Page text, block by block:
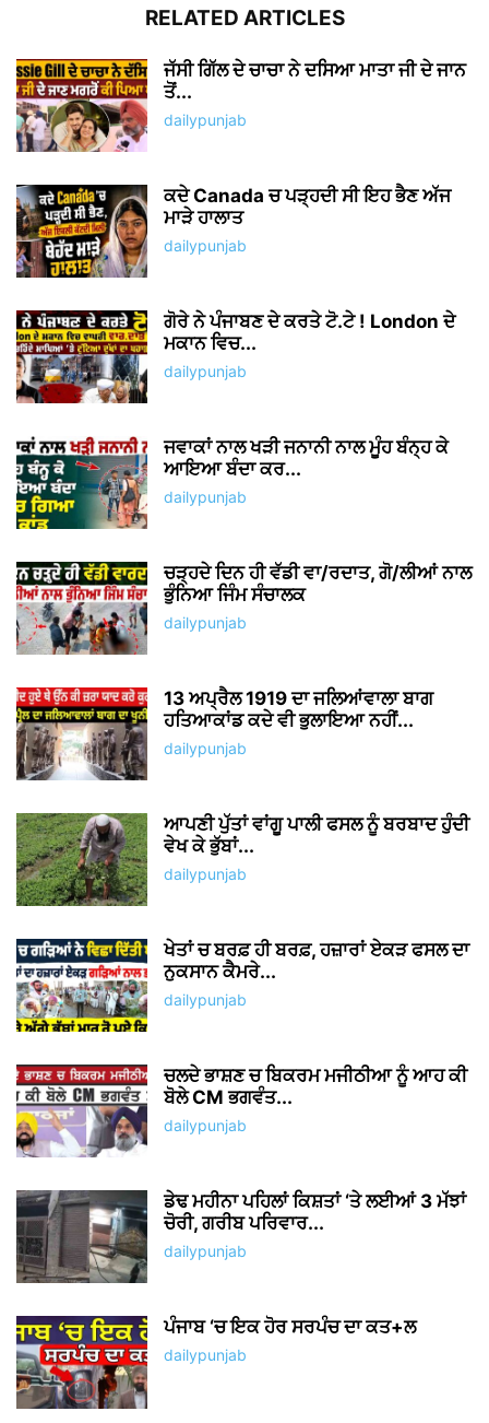
RELATED ARTICLES
ਜੱਸੀ ਗਿੱਲ ਦੇ ਚਾਚਾ ਨੇ ਦਸਿਆ ਮਾਤਾ ਜੀ ਦੇ ਜਾਨ
ਤੋਂ...
dailypunjab
ਕਦੇ Canada ਚ ਪੜ੍ਹਦੀ ਸੀ ਇਹ ਭੈਣ ਅੱਜ
ਮਾੜੇ ਹਾਲਾਤ
dailypunjab
ਗੋਰੇ ਨੇ ਪੰਜਾਬਣ ਦੇ ਕਰਤੇ ਟੋ.ਟੇ ! London ਦੇ
ਮਕਾਨ ਵਿਚ...
dailypunjab
ਜਵਾਕਾਂ ਨਾਲ ਖੜੀ ਜਨਾਨੀ ਨਾਲ ਮੂੰਹ ਬੰਨ੍ਹ ਕੇ
ਆਇਆ ਬੰਦਾ ਕਰ...
dailypunjab
ਚੜ੍ਹਦੇ ਦਿਨ ਹੀ ਵੱਡੀ ਵਾ/ਰਦਾਤ, ਗੋ/ਲੀਆਂ ਨਾਲ
ਭੁੰਨਿਆ ਜਿੰਮ ਸੰਚਾਲਕ
dailypunjab
13 ਅਪ੍ਰੈਲ 1919 ਦਾ ਜਲਿਆਂਵਾਲਾ ਬਾਗ
ਹਤਿਆਕਾਂਡ ਕਦੇ ਵੀ ਭੁਲਾਇਆ ਨਹੀਂ...
dailypunjab
ਆਪਣੀ ਪੁੱਤਾਂ ਵਾਂਗੂ ਪਾਲੀ ਫਸਲ ਨੂੰ ਬਰਬਾਦ ਹੁੰਦੀ
ਵੇਖ ਕੇ ਭੁੱਬਾਂ...
dailypunjab
ਖੇਤਾਂ ਚ ਬਰਫ਼ ਹੀ ਬਰਫ਼, ਹਜ਼ਾਰਾਂ ਏਕੜ ਫਸਲ ਦਾ
ਨੁਕਸਾਨ ਕੈਮਰੇ...
dailypunjab
ਚਲਦੇ ਭਾਸ਼ਣ ਚ ਬਿਕਰਮ ਮਜੀਠੀਆ ਨੂੰ ਆਹ ਕੀ
ਬੋਲੇ CM ਭਗਵੰਤ...
dailypunjab
ਡੇਢ ਮਹੀਨਾ ਪਹਿਲਾਂ ਕਿਸ਼ਤਾਂ ‘ਤੇ ਲਈਆਂ 3 ਮੱਝਾਂ
ਚੋਰੀ, ਗਰੀਬ ਪਰਿਵਾਰ...
dailypunjab
ਪੰਜਾਬ ‘ਚ ਇਕ ਹੋਰ ਸਰਪੰਚ ਦਾ ਕਤ+ਲ
dailypunjab